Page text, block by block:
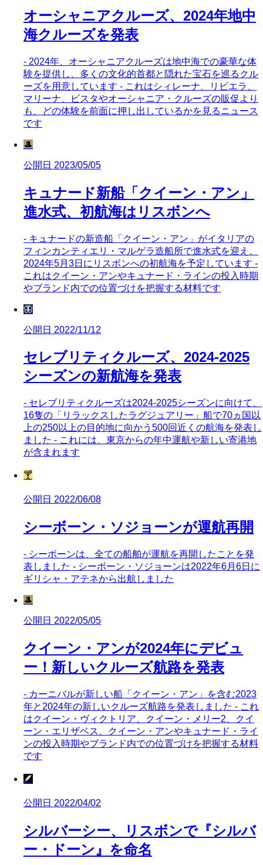
オーシャニアクルーズ、2024年地中
海クルーズを発表
- 2024年、オーシャニアクルーズは地中海での豪華な体
験を提供し、多くの文化的首都と隠れた宝石を巡るクル
ーズを用意しています - これはシィレーナ、リビエラ、
マリーナ、ビスタやオーシャニア・クルーズの販促より
も、どの体験を前面に押し出しているかを見るニュース
です
🎩
公開日 2023/05/05
キュナード新船「クイーン・アン」
進水式、初航海はリスボンへ
- キュナードの新造船「クイーン・アン」がイタリアの
フィンカンティエリ・マルゲラ造船所で進水式を迎え、
2024年5月3日にリスボンへの初航海を予定しています -
これはクイーン・アンやキュナード・ラインの投入時期
やブランド内での位置づけを把握する材料です
🦋
公開日 2022/11/12
セレブリティクルーズ、2024-2025
シーズンの新航海を発表
- セレブリティクルーズは2024-2025シーズンに向けて、
16隻の「リラックスしたラグジュアリー」船で70ヵ国以
上の250以上の目的地に向かう500回近くの航海を発表し
ました - これには、東京からの年中運航や新しい寄港地
が含まれます
🍸
公開日 2022/06/08
シーボーン・ソジョーンが運航再開
- シーボーンは、全ての船舶が運航を再開したことを発
表しました - シーボーン・ソジョーンは2022年6月6日に
ギリシャ・アテネから出航しました
🎩
公開日 2022/05/05
クイーン・アンが2024年にデビュ
ー！新しいクルーズ航路を発表
- カーニバルが新しい船「クイーン・アン」を含む2023
年と2024年の新しいクルーズ航路を発表しました - これ
はクイーン・ヴィクトリア、クイーン・メリー2、クイ
ーン・エリザベス、クイーン・アンやキュナード・ライ
ンの投入時期やブランド内での位置づけを把握する材料
です
🪶
公開日 2022/04/02
シルバーシー、リスボンで『シルバ
ー・ドーン』を命名